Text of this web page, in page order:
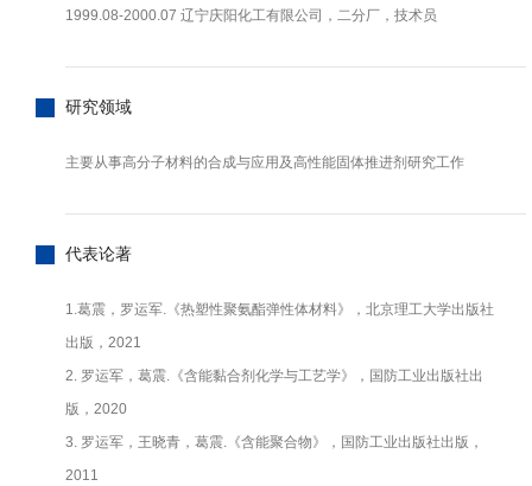
1999.08-2000.07 辽宁庆阳化工有限公司，二分厂，技术员
研究领域
主要从事高分子材料的合成与应用及高性能固体推进剂研究工作
代表论著
1.葛震，罗运军.《热塑性聚氨酯弹性体材料》，北京理工大学出版社
出版，2021
2. 罗运军，葛震.《含能黏合剂化学与工艺学》，国防工业出版社出
版，2020
3. 罗运军，王晓青，葛震.《含能聚合物》，国防工业出版社出版，
2011